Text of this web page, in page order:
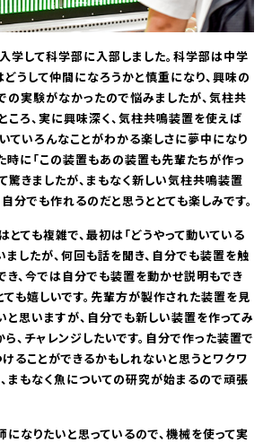
学して科学部に入部しました。科学部は中学
うして仲間になろうかと慎重になり、興味の
の実験がなかったので悩みましたが、気柱共
ころ、実に興味深く、気柱共鳴装置を使えば
ていろんなことがわかる楽しさに夢中になり
時に「この装置もあの装置も先輩たちが作っ
驚きましたが、まもなく新しい気柱共鳴装置
分でも作れるのだと思うととても楽しみです。
ても複雑で、最初は「どうやって動いている
ましたが、何回も話を聞き、自分でも装置を触
き、今では自分でも装置を動かせ説明もでき
も嬉しいです。先輩方が製作された装置を見
思いますが、自分でも新しい装置を作ってみ
、チャレンジしたいです。自分で作った装置で
ることができるかもしれないと思うとワクワ
まもなく魚についての研究が始まるので頑張
なりたいと思っているので、機械を使って実